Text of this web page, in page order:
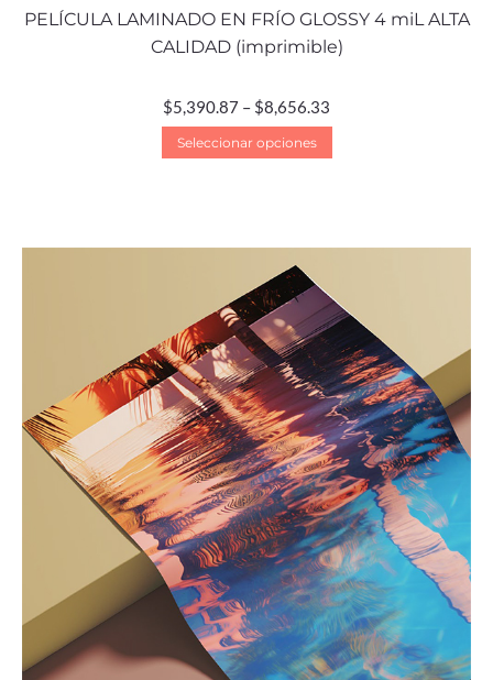
PELÍCULA LAMINADO EN FRÍO GLOSSY 4 miL ALTA
CALIDAD (imprimible)
$5,390.87 – $8,656.33
Seleccionar opciones